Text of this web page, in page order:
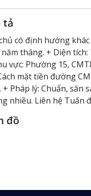
tả
có định hướng
tháng. + Diện
vực: Phường 15,
mặt tiền đường
+ Pháp lý: Chuẩn, săn
nhiều. Liên hệ Tuấn
đồ